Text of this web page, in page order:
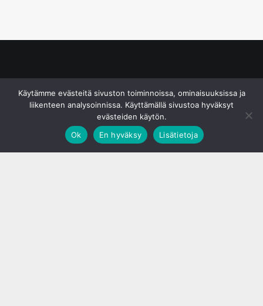
Käytämme evästeitä sivuston toiminnoissa, ominaisuuksissa ja
liikenteen analysoinnissa. Käyttämällä sivustoa hyväksyt
evästeiden käytön.
Ok
En hyväksy Lisätietoja